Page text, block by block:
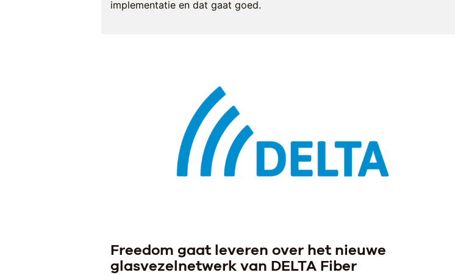
implementatie en dat gaat goed.
Freedom gaat leveren over het nieuwe
glasvezelnetwerk van DELTA Fiber